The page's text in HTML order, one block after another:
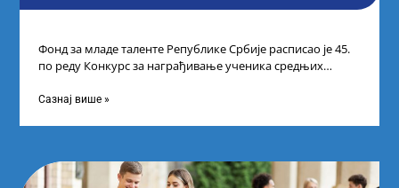
Фонд за младе таленте Републике Србије расписао је 45.
по реду Конкурс за награђивање ученика средњих
Сазнај више »